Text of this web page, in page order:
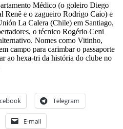
Médico (o goleiro Diego
Renê e o zagueiro Rodrigo Caio) e
La Calera (Chile) em Santiago,
o técnico Rogério Ceni
Nomes como Vitinho,
campo para carimbar o passaporte
ao hexa-tri da história do clube no
Telegram
E-mail